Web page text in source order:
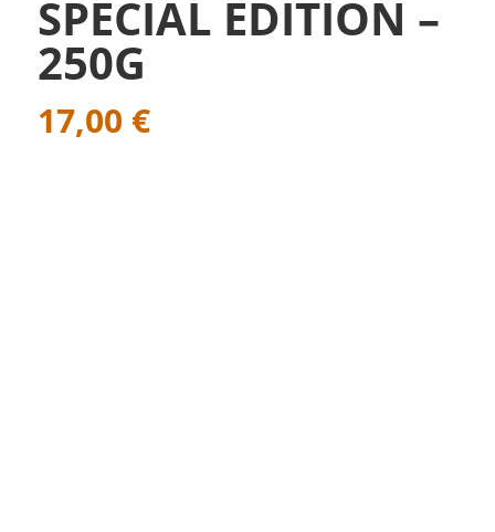
SPECIAL EDITION –
250G
17,00 €